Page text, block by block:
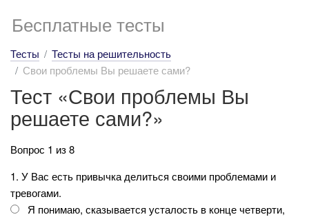
Бесплатные тесты
Тесты
Тесты на решительность
Свои проблемы Вы решаете сами?
Тест «Свои проблемы Вы
решаете сами?»
Вопрос 1 из 8
1. У Вас есть привычка делиться своими проблемами и
тревогами.
Я понимаю, сказывается усталость в конце четверти,